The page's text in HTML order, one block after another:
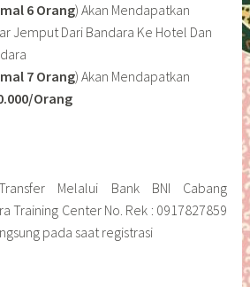
6 Orang) Akan Mendapatkan
Jemput Dari Bandara Ke Hotel Dan
7 Orang) Akan Mendapatkan
Orang
Melalui Bank BNI Cabang
Training Center No. Rek : 0917827859
pada saat registrasi